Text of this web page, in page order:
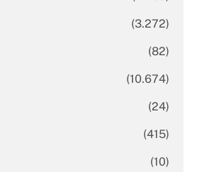
(3.272)
(82)
(10.674)
(24)
(415)
(10)